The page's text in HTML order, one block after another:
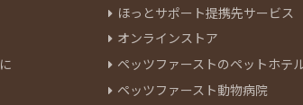
ほっとサポート提携先サービス
オンラインストア
ペッツファーストのペットホテ
ペッツファースト動物病院